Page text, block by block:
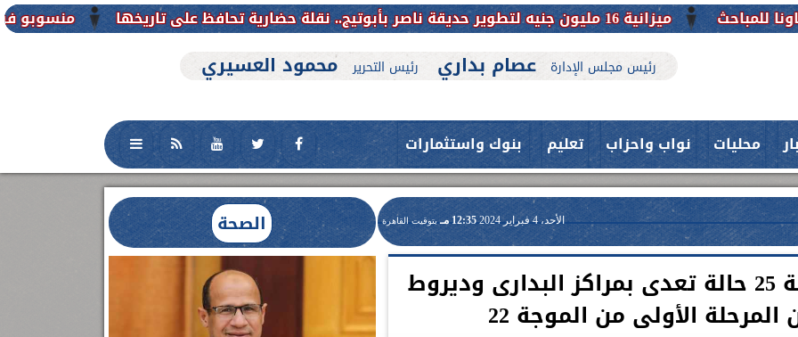
منسوبو فرع جامعة الأزهر بأبوتيج.. نقلة حضارية تحافظ على تاريخها
رئيس مجلس الإدارة عصام بداري رئيس التحرير محمود العسيري
محليات نواب واحزاب تعليم بنوك واستثمارات
الأحد، 4 فبراير 2024 12:35 مـ بتوقيت القاهرة
”محافظ أسيوط” يعلن إزالة 25 حالة تعدى بمراكز البدارى وديروط
الأولى من الموجة 22
الصحة